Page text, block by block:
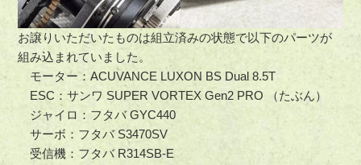
お譲りいただいたものは組立済みの状態で以下のパーツが
組み込まれていました。
モーター：ACUVANCE LUXON BS Dual 8.5T
ESC：サンワ SUPER VORTEX Gen2 PRO （たぶん）
ジャイロ：フタバ GYC440
サーボ：フタバ S3470SV
受信機：フタバ R314SB-E